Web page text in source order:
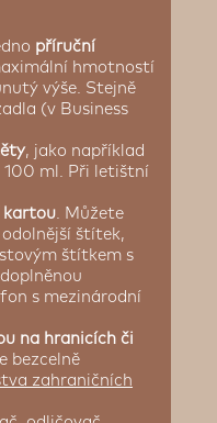
příruční
hmotností
výše. Stejně
(v Business
, jako například
100 ml. Při letištní
kartou. Můžete
štítek,
štítkem s
s mezinárodní
na hranicích či
bezcelně
zahraničních